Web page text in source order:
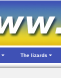
The lizards